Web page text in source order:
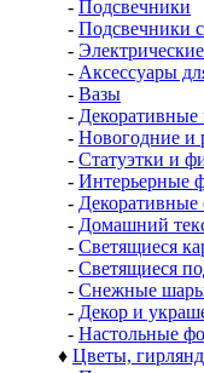
- Подсвечники
- Подсвечники
-
- Аксессуары
- Вазы
-
- Новогодние и
- Статуэтки и
- Интерьерные
- Декоративные
- Домашний
- Светящиеся
- Светящиеся
- Снежные
- Декор и
- Настольные
♦ Цветы,